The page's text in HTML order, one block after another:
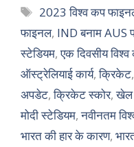
2023 विश्व कप
फाइनल, IND बनाम AUS
स्टेडियम,एक दिवसीय
ऑस्ट्रेलियाई कार्य,क्रिकेट
अपडेट,क्रिकेट स्कोर,खेल
मोदी स्टेडियम,नवीनतम
भारत की हार के कारण,